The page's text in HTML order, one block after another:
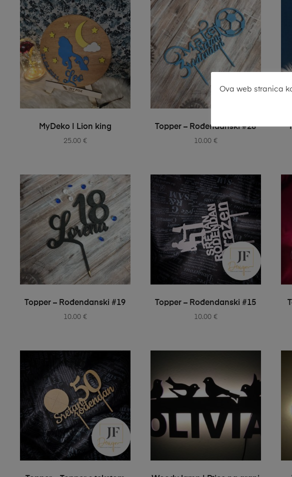
SELECT OPTIONS
MyDeko | Lion king
25.00 €
SELECT OPTIONS
Topper – Rođendanski #28
10.00 €
SELECT OPTIONS
Topper – Rođendanski #19
10.00 €
SELECT OPTIONS
Topper – Rođendanski #15
10.00 €
SELECT OPTIONS SELECT OPTIONS
Ova web stranica